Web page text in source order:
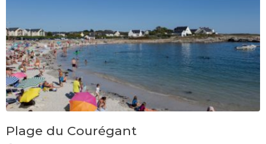
Plage du Courégant